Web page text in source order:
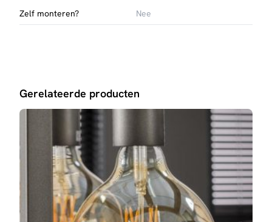
Zelf monteren?
Nee
Gerelateerde producten